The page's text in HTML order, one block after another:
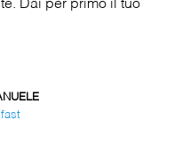
Dai per primo il tuo